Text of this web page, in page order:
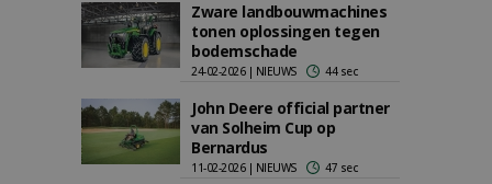
Zware landbouwmachines
tonen oplossingen tegen
bodemschade
24-02-2026 | NIEUWS 44 sec
John Deere official partner
van Solheim Cup op
Bernardus
11-02-2026 | NIEUWS 47 sec